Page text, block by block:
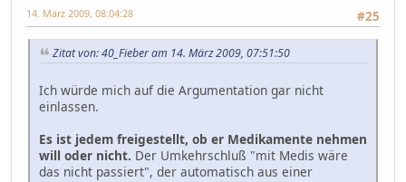
#25
14. März 2009, 08:04:28
Zitat von: 40_Fieber am 14. März 2009, 07:51:50
Ich würde mich auf die Argumentation gar nicht
einlassen.
Es ist jedem freigestellt, ob er Medikamente nehmen
will oder nicht. Der Umkehrschluß "mit Medis wäre
das nicht passiert", der automatisch aus einer